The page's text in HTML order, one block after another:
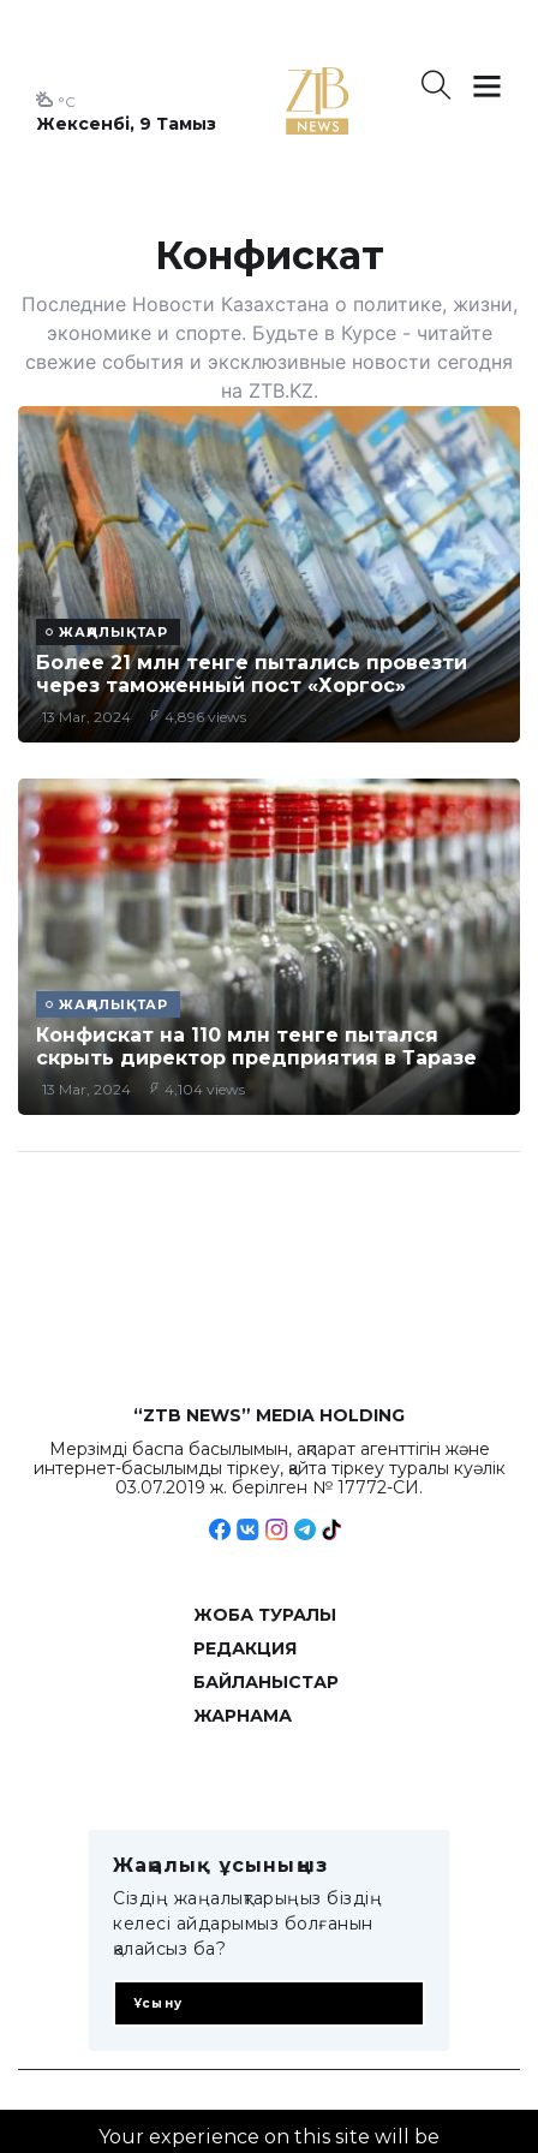
Жексенбі, 9 Тамыз
°C
Конфискат
Последние Новости Казахстана о политике, жизни,
экономике и спорте. Будьте в Курсе - читайте
свежие события и эксклюзивные новости сегодня
на ZTB.KZ.
ЖАҢАЛЫҚТАР
Более 21 млн тенге пытались провезти
через таможенный пост «Хоргос»
13 Mar, 2024 4,896 views
ЖАҢАЛЫҚТАР
Конфискат на 110 млн тенге пытался
скрыть директор предприятия в Таразе
13 Mar, 2024 4,104 views
“ZTB NEWS” MEDIA HOLDING
Мерзімді баспа басылымын, ақпарат агенттігін және
интернет-басылымды тіркеу, қайта тіркеу туралы куәлік
03.07.2019 ж. берілген № 17772-СИ.
ЖОБА ТУРАЛЫ
РЕДАКЦИЯ
БАЙЛАНЫСТАР
ЖАРНАМА
Жаңалық ұсыныңыз
Сіздің жаңалықтарыңыз біздің
келесі айдарымыз болғанын
қалайсыз ба?
Ұсыну
© 2014–2025 ZTB.KZ
Your experience on this site will be